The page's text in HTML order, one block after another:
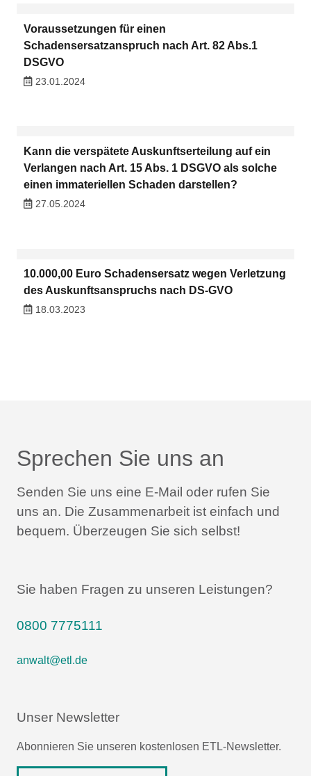
Voraussetzungen für einen
Schadensersatzanspruch nach Art. 82 Abs.1
DSGVO
23.01.2024
Kann die verspätete Auskunftserteilung auf ein
Verlangen nach Art. 15 Abs. 1 DSGVO als solche
einen immateriellen Schaden darstellen?
27.05.2024
10.000,00 Euro Schadensersatz wegen Verletzung
des Auskunftsanspruchs nach DS-GVO
18.03.2023
Sprechen Sie uns an
Senden Sie uns eine E-Mail oder rufen Sie
uns an. Die Zusammenarbeit ist einfach und
bequem. Überzeugen Sie sich selbst!
Sie haben Fragen zu unseren Leistungen?
0800 7775111
anwalt@etl.de
Unser Newsletter
Abonnieren Sie unseren kostenlosen ETL-Newsletter.